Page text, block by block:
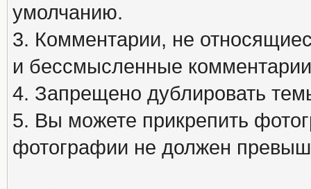
умолчанию.
3. Комментарии, не
и бессмысленные
4. Запрещено дублировать
5. Вы можете прикрепить
фотографии не должен